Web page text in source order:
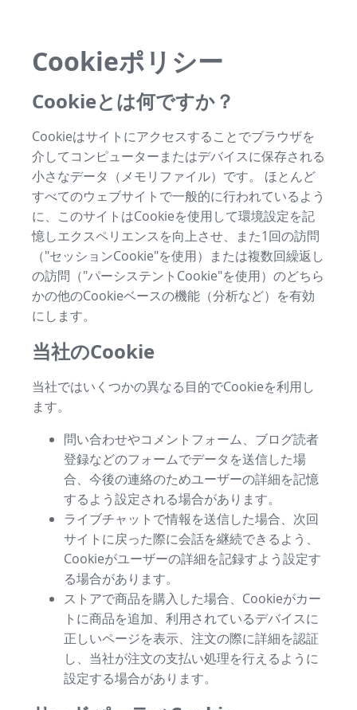
Cookieポリシー
Cookieとは何ですか？
Cookieはサイトにアクセスすることでブラウザを
介してコンピューターまたはデバイスに保存される
小さなデータ（メモリファイル）です。 ほとんど
すべてのウェブサイトで一般的に行われているよう
に、このサイトはCookieを使用して環境設定を記
憶しエクスペリエンスを向上させ、また1回の訪問
（"セッションCookie"を使用）または複数回繰返し
の訪問（"パーシステントCookie"を使用）のどちら
かの他のCookieベースの機能（分析など）を有効
にします。
当社のCookie
当社ではいくつかの異なる目的でCookieを利用し
ます。
問い合わせやコメントフォーム、ブログ読者
登録などのフォームでデータを送信した場
合、今後の連絡のためユーザーの詳細を記憶
するよう設定される場合があります。
ライブチャットで情報を送信した場合、次回
サイトに戻った際に会話を継続できるよう、
Cookieがユーザーの詳細を記録すよう設定す
る場合があります。
ストアで商品を購入した場合、Cookieがカー
トに商品を追加、利用されているデバイスに
正しいページを表示、注文の際に詳細を認証
し、当社が注文の支払い処理を行えるように
設定する場合があります。